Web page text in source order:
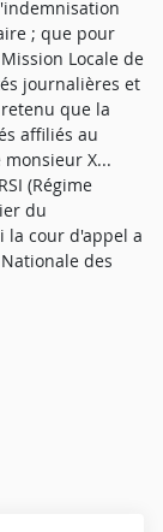
; que pour
Locale de
journalières et
que la
affiliés au
X...
(Régime
du
la cour d'appel a
des